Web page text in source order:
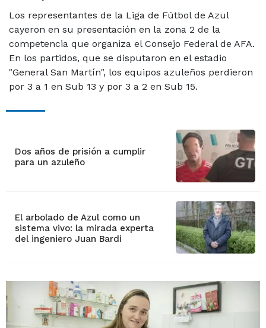
Los representantes de la Liga de Fútbol de Azul
cayeron en su presentación en la zona 2 de la
competencia que organiza el Consejo Federal de AFA.
En los partidos, que se disputaron en el estadio
"General San Martín", los equipos azuleños perdieron
por 3 a 1 en Sub 13 y por 3 a 2 en Sub 15.
Dos años de prisión a cumplir
para un azuleño
El arbolado de Azul como un
sistema vivo: la mirada experta
del ingeniero Juan Bardi